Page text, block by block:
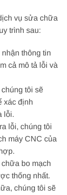
vụ sửa chữa
trình sau:
thông tin
cả mô tả lỗi và
tôi sẽ
xác định
lỗi.
lỗi, chúng tôi
máy CNC của
bo mạch
thống nhất.
chúng tôi sẽ